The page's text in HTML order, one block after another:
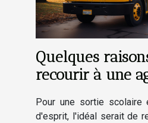
Quelques
recourir à une
Pour une sortie scolaire
d'esprit, l'idéal serait de